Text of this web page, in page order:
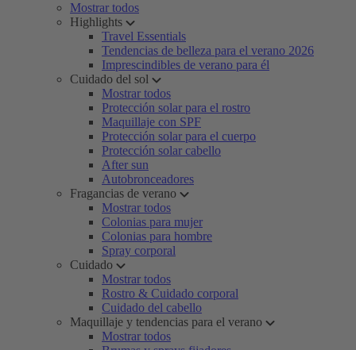
Mostrar todos
Highlights
Travel Essentials
Tendencias de belleza para el verano 2026
Imprescindibles de verano para él
Cuidado del sol
Mostrar todos
Protección solar para el rostro
Maquillaje con SPF
Protección solar para el cuerpo
Protección solar cabello
After sun
Autobronceadores
Fragancias de verano
Mostrar todos
Colonias para mujer
Colonias para hombre
Spray corporal
Cuidado
Mostrar todos
Rostro & Cuidado corporal
Cuidado del cabello
Maquillaje y tendencias para el verano
Mostrar todos